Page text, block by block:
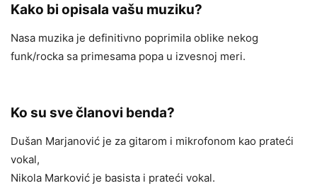
Kako bi opisala vašu muziku?
Nasa muzika je definitivno poprimila oblike nekog
funk/rocka sa primesama popa u izvesnoj meri.
Ko su sve članovi benda?
Dušan Marjanović je za gitarom i mikrofonom kao prateći
vokal,
Nikola Marković je basista i prateći vokal.